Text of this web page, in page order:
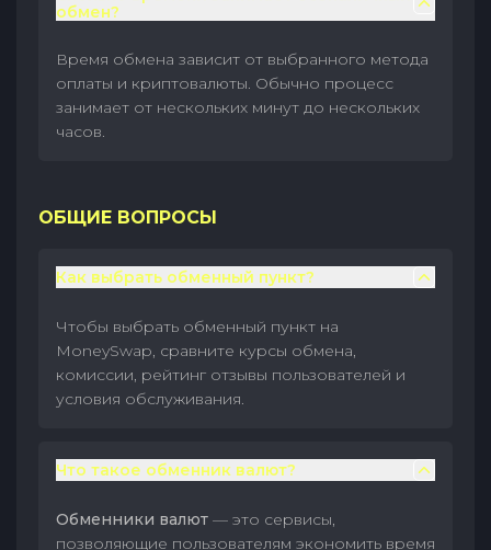
обмен?
Время обмена зависит от выбранного метода
оплаты и криптовалюты. Обычно процесс
занимает от нескольких минут до нескольких
часов.
ОБЩИЕ ВОПРОСЫ
Как выбрать обменный пункт?
Чтобы выбрать обменный пункт на
MoneySwap, сравните курсы обмена,
комиссии, рейтинг отзывы пользователей и
условия обслуживания.
Что такое обменник валют?
Обменники валют — это сервисы,
позволяющие пользователям экономить время